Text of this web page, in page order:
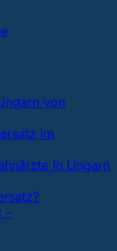
von
im
in Ungarn
–